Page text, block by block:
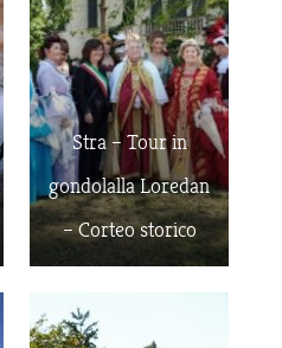
Stra – Tour in
gondolalla Loredan
– Corteo storico